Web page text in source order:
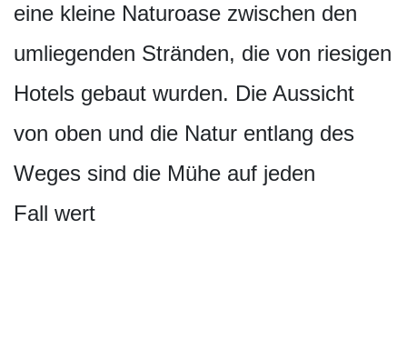
eine kleine Naturoase zwischen den
umliegenden Stränden, die von riesigen
Hotels gebaut wurden. Die Aussicht
von oben und die Natur entlang des
Weges sind die Mühe auf jeden
Fall wert